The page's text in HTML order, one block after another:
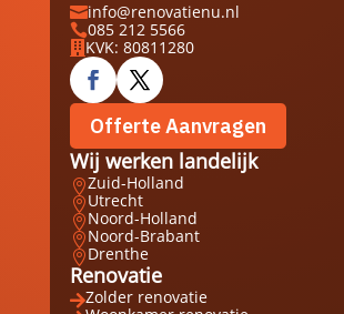
info@renovatienu.nl
085 212 5566
 KVK: 80811280
Offerte Aanvragen
Wij werken landelijk
Zuid-Holland
Utrecht
Noord-Holland
Noord-Brabant
Drenthe
Renovatie
Zolder renovatie